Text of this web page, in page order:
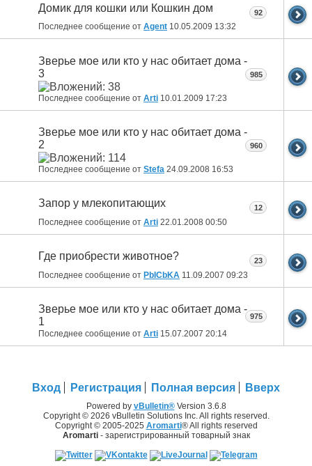
Домик для кошки или Кошкин дом
Последнее сообщение от Agent 10.05.2009 13:32
92
Зверье мое или кто у нас обитает дома -
3
Последнее сообщение от Arti 10.01.2009 17:23
985
Зверье мое или кто у нас обитает дома -
2
Последнее сообщение от Stefa 24.09.2008 16:53
960
Запор у млекопитающих
Последнее сообщение от Arti 22.01.2008 00:50
12
Где приобрести животное?
Последнее сообщение от PbICbKA 11.09.2007 09:23
23
Зверье мое или кто у нас обитает дома -
1
Последнее сообщение от Arti 15.07.2007 20:14
975
Вход Регистрация Полная версия Вверх
Powered by vBulletin®Version 3.6.8
Copyright © 2026 vBulletin Solutions Inc. All rights reserved.
Copyright © 2005-2025 Aromarti® All rights reserved
Aromarti- зарегистрированный товарный знак